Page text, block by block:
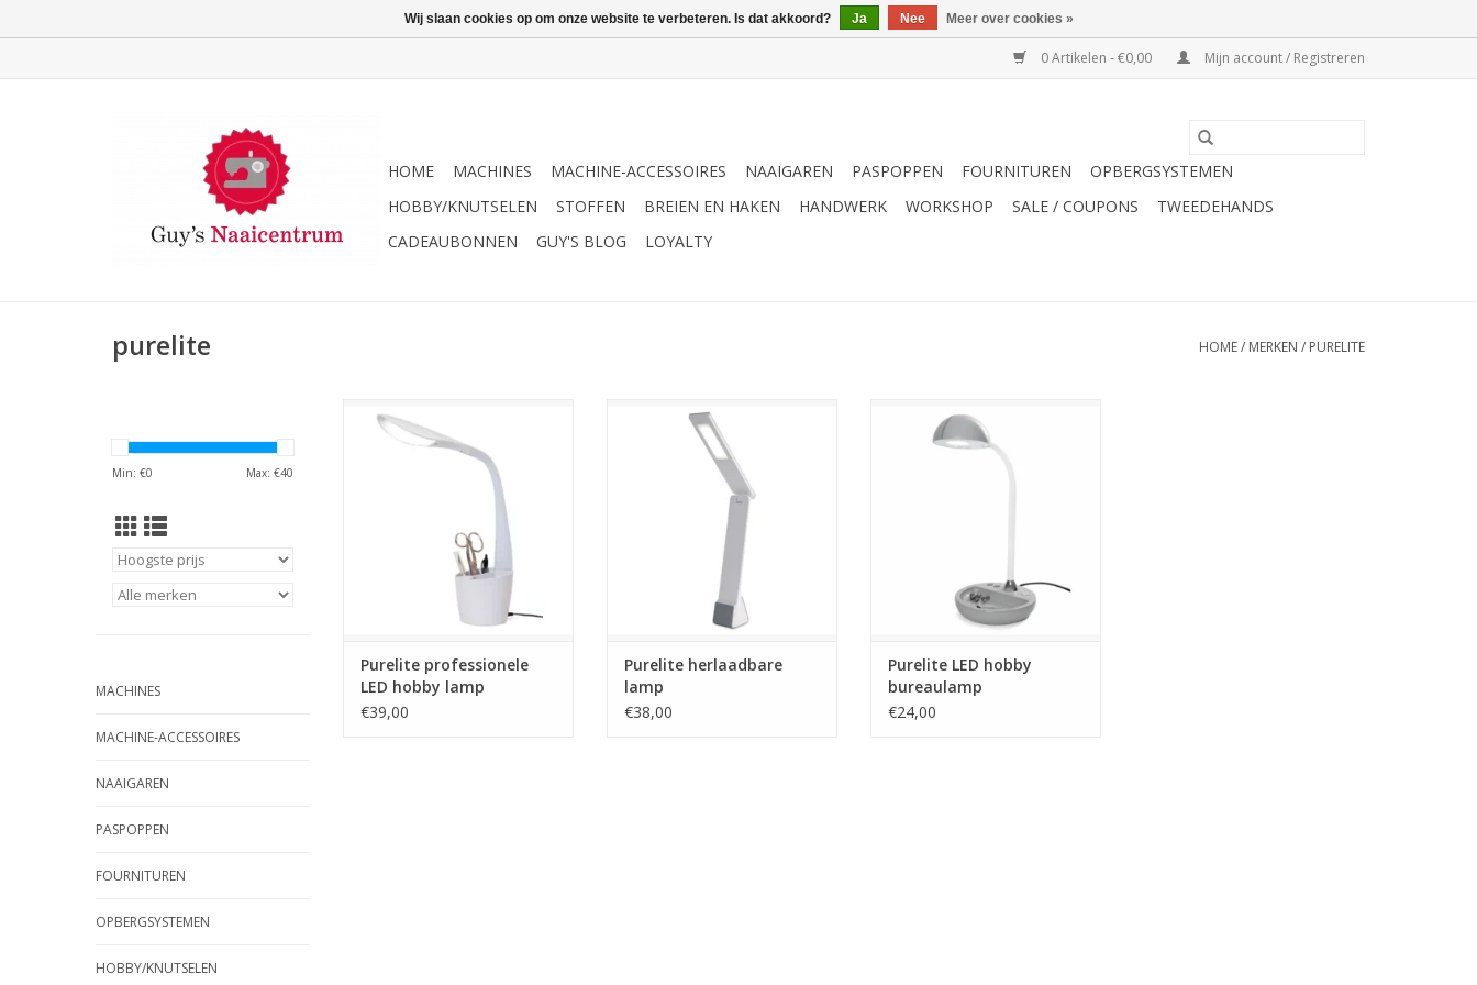
0 Artikelen - €0,00 Mijn account / Registreren
HOME MACHINES MACHINE-ACCESSOIRES NAAIGAREN PASPOPPEN FOURNITUREN
OPBERGSYSTEMEN
HOBBY/KNUTSELEN
STOFFEN BREIEN EN HAKEN HANDWERK WORKSHOP SALE / COUPONS
TWEEDEHANDS
CADEAUBONNEN
GUY'S BLOG LOYALTY
purelite HOME/ MERKEN / PURELITE
Min: €0 Max: €40
MACHINES
MACHINE-ACCESSOIRES
NAAIGAREN
PASPOPPEN
FOURNITUREN
OPBERGSYSTEMEN
HOBBY/KNUTSELEN
lamp
TOEVOEGEN AAN WINKELWAGEN
Purelite professionele
LED hobby lamp
€39,00
Purelite herlaadbare lamp
Purelite herlaadbare
lamp
€38,00
TOEVOEGEN AAN WINKELWAGEN
Purelite LED hobby
bureaulamp
€24,00
Wij slaan cookies op om onze website te verbeteren. Is dat akkoord? Ja Nee Meer over cookies »